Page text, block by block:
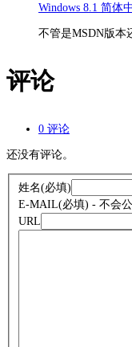
Windows 8.1 简体
不管是MSDN版本
评论
0 评论
还没有评论。
姓名(必填)
E-MAIL(必填) - 不会
URL